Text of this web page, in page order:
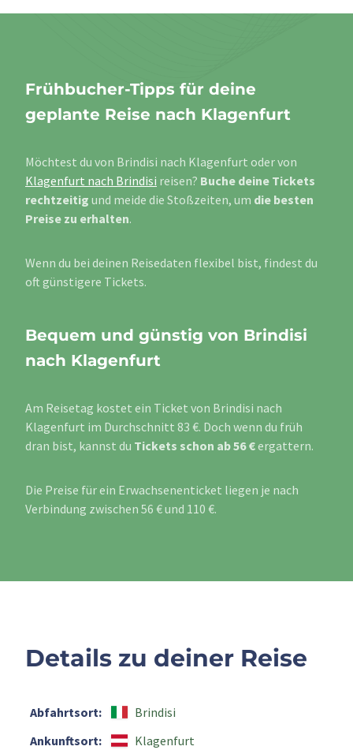
Frühbucher-Tipps für deine
geplante Reise nach Klagenfurt
Möchtest du von Brindisi nach Klagenfurt oder von
Klagenfurt nach Brindisi reisen? Buche deine Tickets
rechtzeitig und meide die Stoßzeiten, um die besten
Preise zu erhalten.
Wenn du bei deinen Reisedaten flexibel bist, findest du
oft günstigere Tickets.
Bequem und günstig von Brindisi
nach Klagenfurt
Am Reisetag kostet ein Ticket von Brindisi nach
Klagenfurt im Durchschnitt 83 €. Doch wenn du früh
dran bist, kannst du Tickets schon ab 56 €ergattern.
Die Preise für ein Erwachsenenticket liegen je nach
Verbindung zwischen 56 € und 110 €.
Details zu deiner Reise
Abfahrtsort:
Brindisi
Ankunftsort:
Klagenfurt